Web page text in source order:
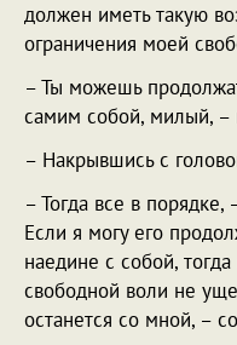
должен иметь такую
ограничения моей
– Ты можешь
самим собой, милый,
– Накрывшись с
– Тогда все в
Если я могу его
наедине с собой,
свободной воли не
останется со мной, –